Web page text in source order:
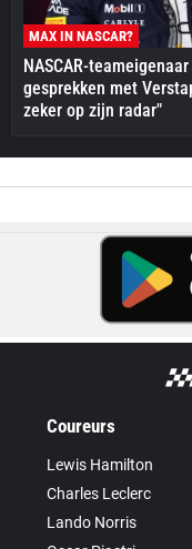
MAX IN NASCAR?
NASCAR-
gesprekken met
zeker op zijn radar"
Coureurs
Lewis Hamilton
Charles Leclerc
Lando Norris